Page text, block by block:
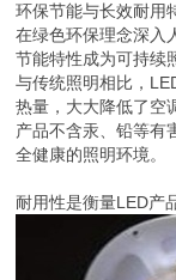
环保节能与长效耐用
在绿色环保理念深入
节能特性成为可持续
与传统照明相比，
热量，大大降低了空
产品不含汞、铅等有
全健康的照明环境。
耐用性是衡量LED产